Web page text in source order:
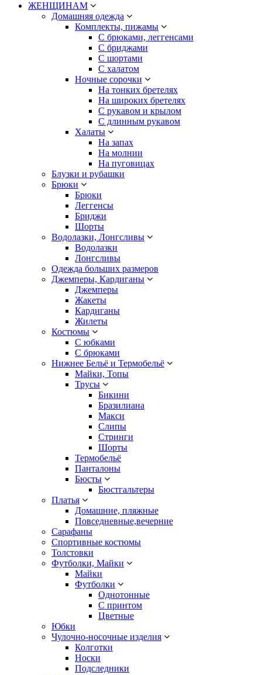
ЖЕНЩИНАМ
Домашняя одежда
Комплекты, пижамы
С брюками, леггенсами
С бриджами
С шортами
С халатом
Ночные сорочки
На тонких бретелях
На широких бретелях
С рукавом и крылом
С длинным рукавом
Халаты
На запах
На молнии
На пуговицах
Блузки и рубашки
Брюки
Брюки
Леггенсы
Бриджи
Шорты
Водолазки, Лонгсливы
Водолазки
Лонгсливы
Одежда больших размеров
Джемперы, Кардиганы
Джемперы
Жакеты
Кардиганы
Жилеты
Костюмы
С юбками
С брюками
Нижнее Бельё и Термобельё
Майки, Топы
Трусы
Бикини
Бразилиана
Макси
Слипы
Стринги
Шорты
Термобельё
Панталоны
Бюсты
Бюстгальтеры
Платья
Домашние, пляжные
Повседневные,вечерние
Сарафаны
Спортивные костюмы
Толстовки
Футболки, Майки
Майки
Футболки
Однотонные
С принтом
Цветные
Юбки
Чулочно-носочные изделия
Колготки
Носки
Подследники